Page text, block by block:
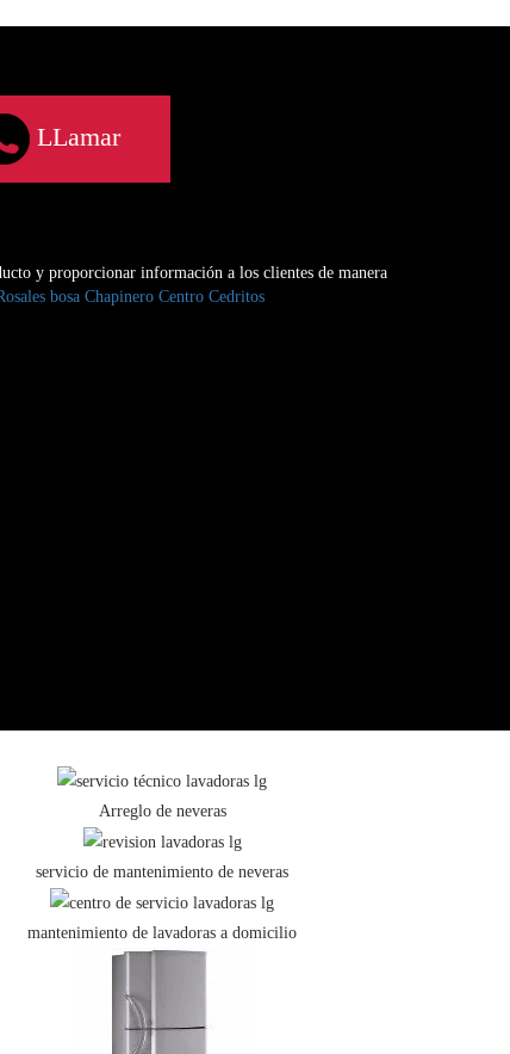
LLamar
y proporcionar información a los clientes de manera
bosa Chapinero Centro Cedritos
Arreglo de neveras
servicio de mantenimiento de neveras
mantenimiento de lavadoras a domicilio